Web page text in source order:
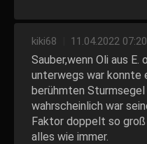
kiki68 11.04.2022
Sauber,wenn Oli aus E.
unterwegs war konnte
berühmten Sturmsegel
wahrscheinlich war
Faktor doppelt so
alles wie immer.